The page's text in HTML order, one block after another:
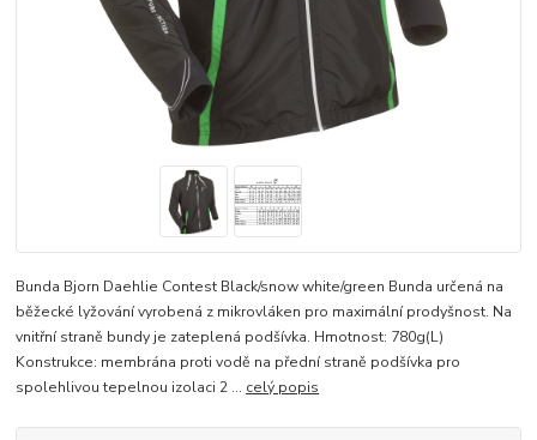
Bunda Bjorn Daehlie Contest Black/snow white/green Bunda určená na
běžecké lyžování vyrobená z mikrovláken pro maximální prodyšnost. Na
vnitřní straně bundy je zateplená podšívka. Hmotnost: 780g(L)
Konstrukce: membrána proti vodě na přední straně podšívka pro
spolehlivou tepelnou izolaci 2 ... celý popis